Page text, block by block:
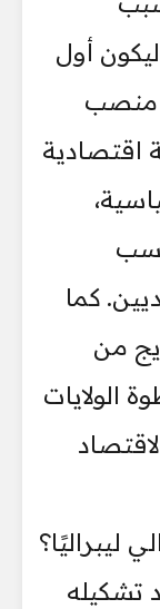
أول
منصب
اقتصادية
كما
من
الولايات
ليبراليًا؟
تشكيله